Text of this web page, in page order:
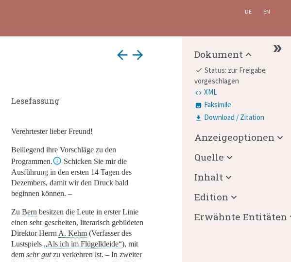
DE EN
arrow_back arrow_forward
Lesefassung
Verehrtester lieber Freund!
Beiliegend ihre Vorschläge zu den
Programmen.
Schicken Sie mir die
Ausführung in den ersten 14 Tagen des
Dezembers, damit wir den Druck bald
beginnen können. –
Zu Bern besitzen die Leute in erster Linie
einen sehr gescheiten, literarisch gebildeten
Direktor Herrn A. Kehm (Verfasser des
Lustspiels „Als ich im Flügelkleide“), mit
dem sehr gutzu verkehren ist. – In zweiter
Dokument
done Status: zur Freigabe
vorgeschlagen
XML
Faksimile
Download / Zitation
Anzeigeoptionen
Quelle
Inhalt
Edition
Erwähnte Entitäten